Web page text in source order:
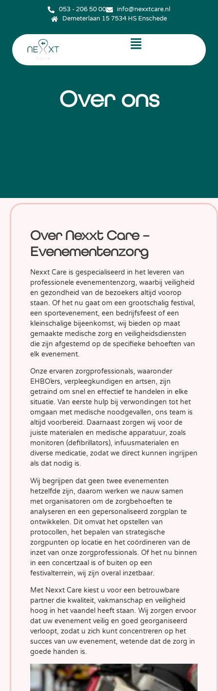
053 - 206 50 00
info@nexxtcare.nl
Demeterlaan 15 7534 HS Enschede
Over ons
Over Nexxt Care –
Evenementenzorg
Nexxt Care is gespecialiseerd in het leveren van
professionele evenementenzorg, waarbij veiligheid
en gezondheid van de bezoekers altijd voorop
staan. Of het nu gaat om een grootschalig festival,
een sportevenement, een bedrijfsfeest of een
kleinschalige bijeenkomst, wij bieden op maat
gemaakte medische zorg en veiligheidsdiensten
die zijn afgestemd op de specifieke behoeften van
elk evenement.
Onze ervaren zorgprofessionals, waaronder
EHBO’ers, verpleegkundigen en artsen, zijn
getraind om snel en effectief te handelen in elke
situatie. Van eerste hulp bij verwondingen tot het
omgaan met medische noodgevallen, ons team is
altijd voorbereid. Daarnaast zorgen wij voor de
juiste materialen en medische apparatuur, zoals
monitoren (defibrillators), infuusmaterialen en
diverse medicatie, zodat we direct kunnen ingrijpen
als dat nodig is.
Wij begrijpen dat geen twee evenementen
hetzelfde zijn, daarom werken we nauw samen
met organisatoren om de zorgbehoeften te
analyseren en een gepersonaliseerd zorgplan te
ontwikkelen. Dit omvat het opstellen van
protocollen, het bepalen van strategische
zorgpunten op locatie en het coördineren van de
inzet van onze zorgprofessionals. Of het nu binnen
in een concertzaal is of buiten op een
festivalterrein, wij zijn overal inzetbaar.
Met Nexxt Care kiest u voor een betrouwbare
partner die kwaliteit, vakmanschap en veiligheid
hoog in het vaandel heeft staan. Wij zorgen ervoor
dat uw evenement veilig en goed georganiseerd
verloopt, zodat u zich kunt concentreren op het
succes van uw evenement, wetende dat de zorg in
goede handen is.